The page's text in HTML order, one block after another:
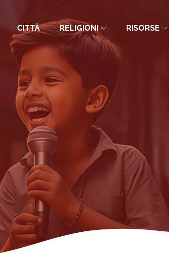
CITTÀ RELIGIONI RISORSE